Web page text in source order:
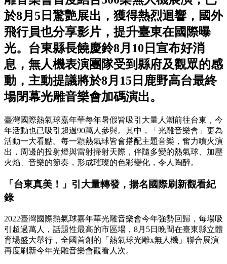
於8月5日驚艷展出，獲得熱烈迴響，國外
飛行員也分享影片，提升臺東在國際曝
光。台東縣長饒慶鈴8月10日宣布好消
息，無人機表演團隊受到縣府及觀眾的感
動，主動提議將於8月15日鹿野高台最終
場閉幕光雕音樂會加碼演出。
臺灣國際熱氣球嘉年華每年暑假皆吸引大量人潮前往台東，今
年活動也已吸引超過90萬人參與。其中，「光雕音樂會」更為
活動一大看點。每一顆熱氣球皆會搭配主題音樂，奮力噴火演
出，周邊的投射燈與雷射掃射天際，伴隨多變的熱氣球、加壓
火焰、音樂的節奏，形成璀璨的色彩變化，令人陶醉。
「台東真美！」引大量轉發，揚名國際刷新觀看紀
錄
2022臺灣國際熱氣球嘉年華光雕音樂會今年強勢回歸，每場吸
引超過萬人，話題性最高的市區場，8月5日晚間在臺東縣立體
育場盛大舉行，全國首創的「熱氣球光雕x無人機」聯合展演
再度刷新今年光雕音樂會觀看人次。